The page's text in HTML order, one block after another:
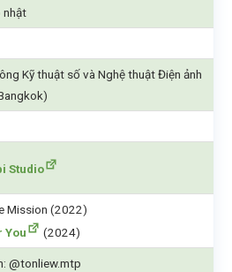
nhật
Kỹ thuật số và Nghệ thuật Điện ảnh
Studio
Mission (2022)
You
(2024)
@tonliew.mtp